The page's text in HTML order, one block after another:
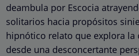
deambula por Escocia
solitarios hacia propósitos
hipnótico relato que explora la
desde una desconcertante